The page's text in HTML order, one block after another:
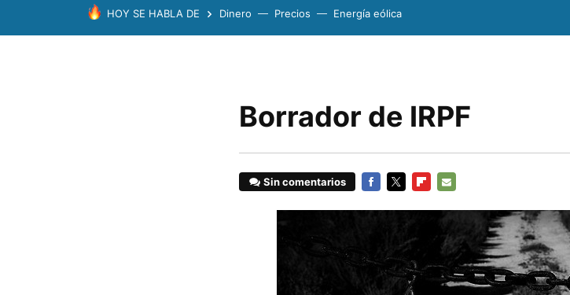
HOY SE HABLA DE Dinero Precios Energía eólica
Borrador de IRPF
Sin comentarios
MAIL